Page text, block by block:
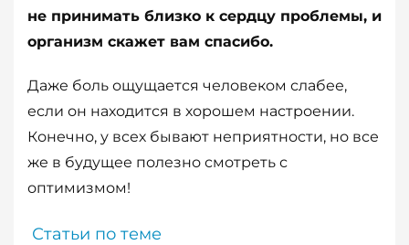
не принимать близко к сердцу проблемы, и
организм скажет вам спасибо.
Даже боль ощущается человеком слабее,
если он находится в хорошем настроении.
Конечно, у всех бывают неприятности, но все
же в будущее полезно смотреть с
оптимизмом!
Статьи по теме